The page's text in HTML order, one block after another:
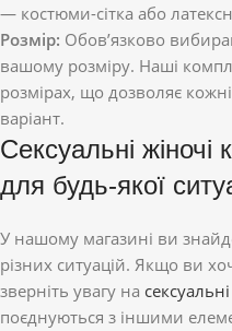
— костюми-сітка або
Розмір: Обов’язково
вашому розміру. Наші
розмірах, що дозволяє
варіант.
Сексуальні жіночі
для будь-якої
У нашому магазині ви
різних ситуацій. Якщо ви
зверніть увагу на
поєднуються з іншими